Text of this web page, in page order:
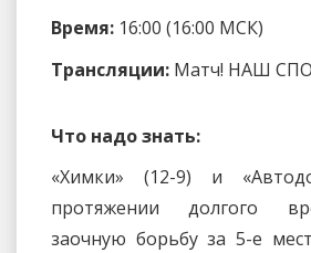
Время: 16:00 (16:00 МСК)
Трансляции: Матч! НАШ
Что надо знать:
«Химки» (12-9) и
протяжении долгого
заочную борьбу за 5-е